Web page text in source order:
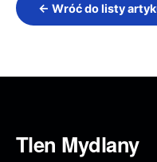
← Wróć do listy
Tlen Mydlany